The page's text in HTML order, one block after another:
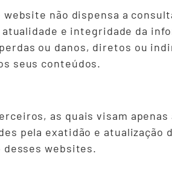
não dispensa a
e integridade da
ou danos, diretos ou
seus conteúdos.
as quais visam
pela exatidão e atualização
websites.